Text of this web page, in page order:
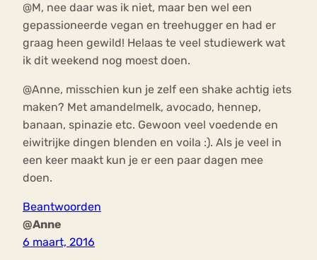
@M, nee daar was ik niet, maar ben wel een
gepassioneerde vegan en treehugger en had er
graag heen gewild! Helaas te veel studiewerk wat
ik dit weekend nog moest doen.
@Anne, misschien kun je zelf een shake achtig iets
maken? Met amandelmelk, avocado, hennep,
banaan, spinazie etc. Gewoon veel voedende en
eiwitrijke dingen blenden en voila :). Als je veel in
een keer maakt kun je er een paar dagen mee
doen.
Beantwoorden
@Anne
6 maart, 2016